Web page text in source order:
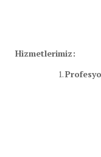
Hizmetlerimiz: